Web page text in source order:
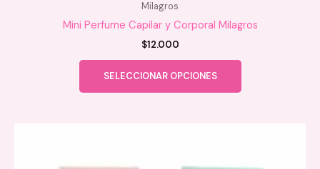
Milagros
Mini Perfume Capilar y Corporal Milagros
$12.000
SELECCIONAR OPCIONES
Este
tiene